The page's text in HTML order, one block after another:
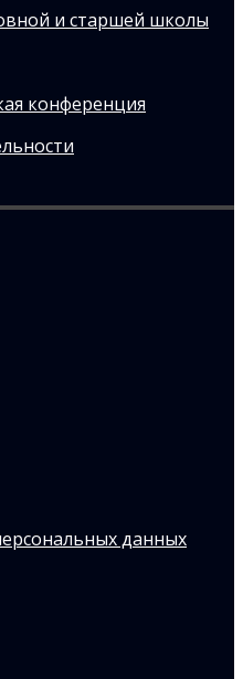
и старшей школы
конференция
данных